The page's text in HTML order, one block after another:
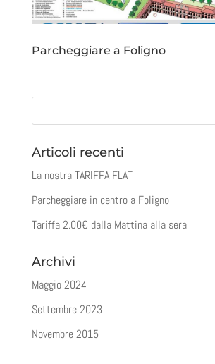
Parcheggiare a Foligno
Articoli recenti
La nostra TARIFFA FLAT
Parcheggiare in centro a Foligno
Tariffa 2.00€ dalla Mattina alla sera
Archivi
Maggio 2024
Settembre 2023
Novembre 2015